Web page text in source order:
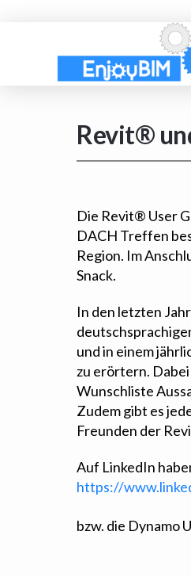
Revit®
Die Revit® User
DACH Treffen
Region. Im
Snack.
In den letzten
und in einem
zu erörtern.
Wunschliste
Zudem gibt es
Freunden der
Auf LinkedIn
https://
bzw. die Dynamo